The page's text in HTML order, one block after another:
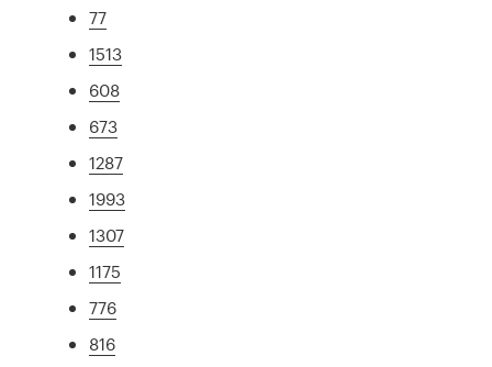
77
1513
608
673
1287
1993
1307
1175
776
816